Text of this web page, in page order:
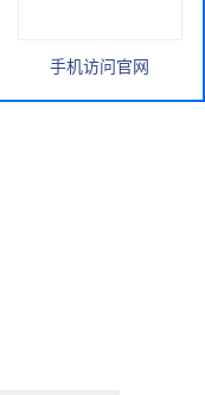
手机访问官网